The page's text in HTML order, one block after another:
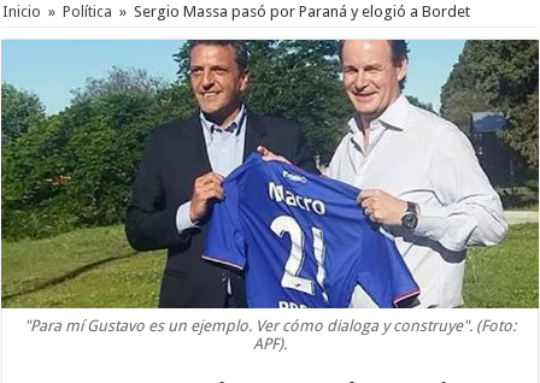
Inicio » Política » Sergio Massa pasó por Paraná y elogió a Bordet
"Para mí Gustavo es un ejemplo. Ver cómo dialoga y construye". (Foto:
APF).